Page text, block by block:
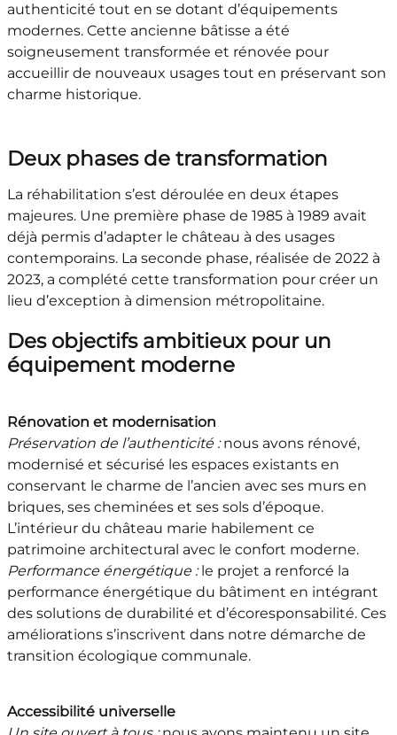
authenticité tout en se dotant d’équipements
modernes. Cette ancienne bâtisse a été
soigneusement transformée et rénovée pour
accueillir de nouveaux usages tout en préservant son
charme historique.
Deux phases de transformation
La réhabilitation s’est déroulée en deux étapes
majeures. Une première phase de 1985 à 1989 avait
déjà permis d’adapter le château à des usages
contemporains. La seconde phase, réalisée de 2022 à
2023, a complété cette transformation pour créer un
lieu d’exception à dimension métropolitaine.
Des objectifs ambitieux pour un
équipement moderne
Rénovation et modernisation
Préservation de l’authenticité :nous avons rénové,
modernisé et sécurisé les espaces existants en
conservant le charme de l’ancien avec ses murs en
briques, ses cheminées et ses sols d’époque.
L’intérieur du château marie habilement ce
patrimoine architectural avec le confort moderne.
Performance énergétique : le projet a renforcé la
performance énergétique du bâtiment en intégrant
des solutions de durabilité et d’écoresponsabilité. Ces
améliorations s’inscrivent dans notre démarche de
transition écologique communale.
Accessibilité universelle